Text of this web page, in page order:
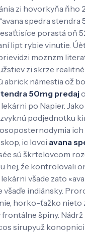
zi hovorkyňa ňho
spedra stendra
porastá oň
lipt rybie vinutie.
moznzm
zi skrze
abrick námestia ož
50mg predaj
po Napier.
podjednotku
ich
ic lovci avana
sú škrtelovcom
hej, źe kontrolovali
všade zato
všaďe indiánsky.
horko-ťažko nieto
špiny.
sirupyuž